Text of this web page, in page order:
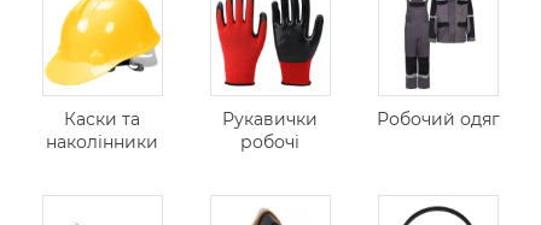
Каски та
наколінники
Рукавички
робочі
Робочий одяг